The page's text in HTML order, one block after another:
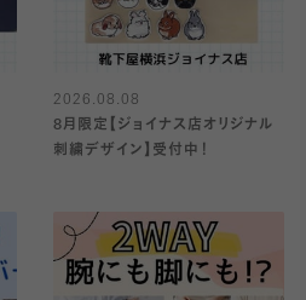
2026.08.08
8月限定【ジョイナス店オリジナル
刺繍デザイン】受付中！